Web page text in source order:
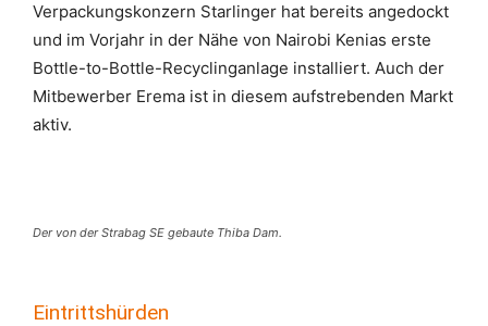
Verpackungskonzern Starlinger hat bereits angedockt
und im Vorjahr in der Nähe von Nairobi Kenias erste
Bottle-to-Bottle-Recyclinganlage installiert. Auch der
Mitbewerber Erema ist in diesem aufstrebenden Markt
aktiv.
Der von der Strabag SE gebaute Thiba Dam.
Eintrittshürden